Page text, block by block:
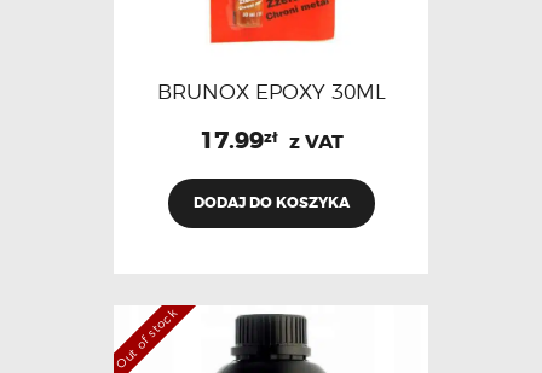
BRUNOX EPOXY 30ML
17.99zł z VAT
DODAJ DO KOSZYKA
Out of stock